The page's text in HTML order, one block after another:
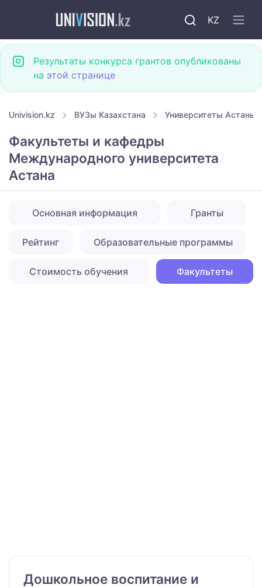
KZ
Результаты конкурса грантов опубликованы
на этой странице
Univision.kz ВУЗы Казахстана Университеты Астаны
Факультеты и кафедры
Международного университета
Астана
Основная информация Гранты
Рейтинг Образовательные программы
Стоимость обучения Факультеты
Дошкольное воспитание и